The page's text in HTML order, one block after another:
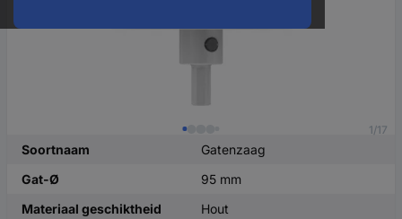
1/17
Soortnaam
Gatenzaag
Gat-Ø
95 mm
Materiaal geschiktheid
Hout